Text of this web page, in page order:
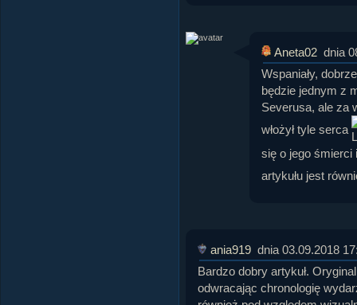
Aneta02 dnia
Wspaniały,
będzie jednym z
Severusa, ale za
włożył tyle serca
się o jego śmierci
artykułu jest
ania919 dnia 03.09.2018
Bardzo dobry artykuł.
odwracając chronologię